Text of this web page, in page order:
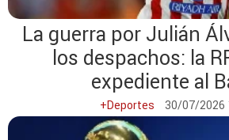
La guerra por Julián
los despachos: la
expediente al
+Deportes 30/07/2026